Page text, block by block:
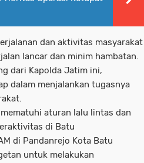
dan aktivitas masyarakat
lancar dan minim hambatan.
dari Kapolda Jatim ini,
dalam menjalankan tugasnya
aturan lalu lintas dan
di Batu
di Pandanrejo Kota Batu
untuk melakukan